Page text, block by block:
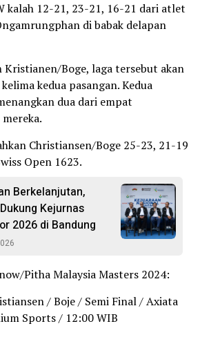
kalah 12-21, 23-21, 16-21 dari atlet
di babak delapan
Kristianen/Boge, laga tersebut akan
kedua pasangan. Kedua
dua dari empat
Christiansen/Boge 25-23, 21-19
Open 1623.
Berkelanjutan,
Kejurnas
2026 di Bandung
Pitha Malaysia Masters 2024:
/ Boje / Semi Final / Axiata
Sports / 12:00 WIB